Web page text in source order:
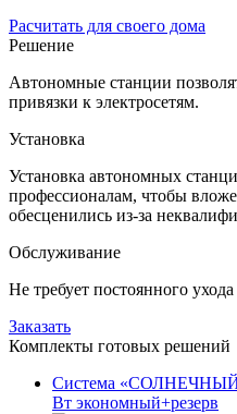
Расчитать для своего дома
Решение
Автономные станции
привязки к электросетям.
Установка
Установка автономных
профессионалам, чтобы
обесценились из-за
Обслуживание
Не требует постоянного
Заказать
Комплекты готовых решений
Система
Вт экономный+резерв